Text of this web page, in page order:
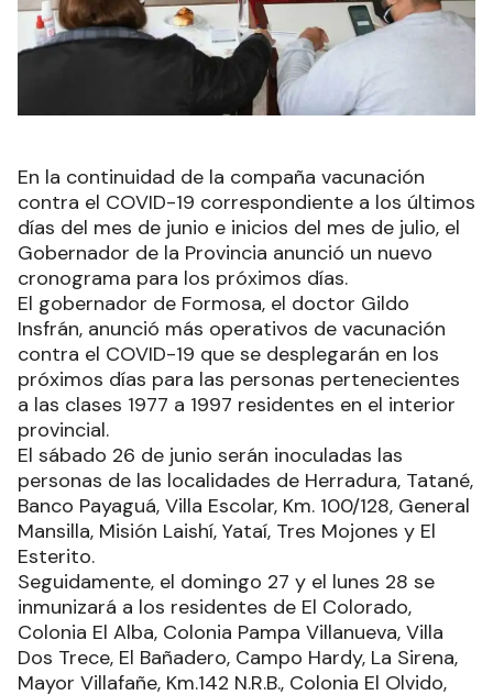
En la continuidad de la compaña vacunación
contra el COVID-19 correspondiente a los últimos
días del mes de junio e inicios del mes de julio, el
Gobernador de la Provincia anunció un nuevo
cronograma para los próximos días.
El gobernador de Formosa, el doctor Gildo
Insfrán, anunció más operativos de vacunación
contra el COVID-19 que se desplegarán en los
próximos días para las personas pertenecientes
a las clases 1977 a 1997 residentes en el interior
provincial.
El sábado 26 de junio serán inoculadas las
personas de las localidades de Herradura, Tatané,
Banco Payaguá, Villa Escolar, Km. 100/128, General
Mansilla, Misión Laishí, Yataí, Tres Mojones y El
Esterito.
Seguidamente, el domingo 27 y el lunes 28 se
inmunizará a los residentes de El Colorado,
Colonia El Alba, Colonia Pampa Villanueva, Villa
Dos Trece, El Bañadero, Campo Hardy, La Sirena,
Mayor Villafañe, Km.142 N.R.B., Colonia El Olvido,